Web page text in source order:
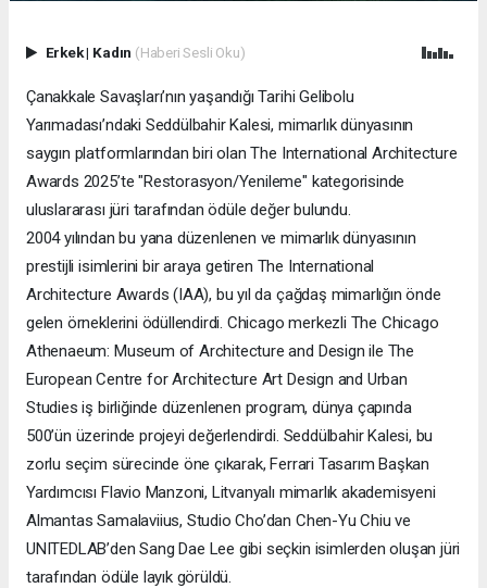
Erkek| Kadın (Haberi Sesli Oku)
Çanakkale Savaşları’nın yaşandığı Tarihi Gelibolu
Yarımadası’ndaki Seddülbahir Kalesi, mimarlık dünyasının
saygın platformlarından biri olan The International Architecture
Awards 2025’te "Restorasyon/Yenileme" kategorisinde
uluslararası jüri tarafından ödüle değer bulundu.
2004 yılından bu yana düzenlenen ve mimarlık dünyasının
prestijli isimlerini bir araya getiren The International
Architecture Awards (IAA), bu yıl da çağdaş mimarlığın önde
gelen örneklerini ödüllendirdi. Chicago merkezli The Chicago
Athenaeum: Museum of Architecture and Design ile The
European Centre for Architecture Art Design and Urban
Studies iş birliğinde düzenlenen program, dünya çapında
500’ün üzerinde projeyi değerlendirdi. Seddülbahir Kalesi, bu
zorlu seçim sürecinde öne çıkarak, Ferrari Tasarım Başkan
Yardımcısı Flavio Manzoni, Litvanyalı mimarlık akademisyeni
Almantas Samalaviius, Studio Cho’dan Chen-Yu Chiu ve
UNITEDLAB’den Sang Dae Lee gibi seçkin isimlerden oluşan jüri
tarafından ödüle layık görüldü.